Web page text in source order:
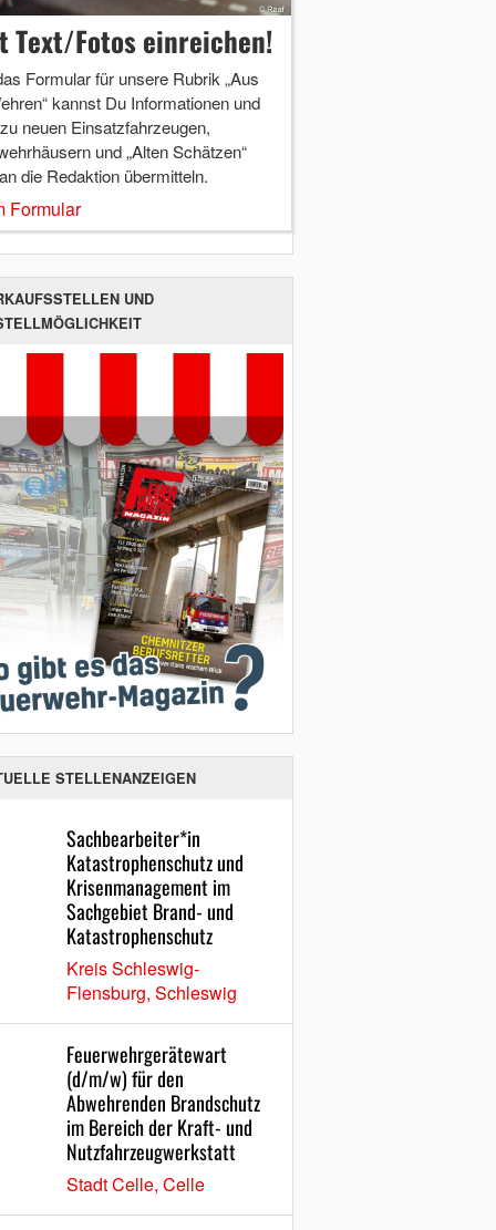
Text/Fotos einreichen!
Formular für unsere Rubrik „Aus
kannst Du Informationen und
neuen Einsatzfahrzeugen,
und „Alten Schätzen“
die Redaktion übermitteln.
Formular
UND
STELLENANZEIGEN
Sachbearbeiter*in
Katastrophenschutz und
Krisenmanagement im
Sachgebiet Brand- und
Katastrophenschutz
Kreis Schleswig-
Flensburg, Schleswig
Feuerwehrgerätewart
(d/m/w) für den
Abwehrenden Brandschutz
im Bereich der Kraft- und
Nutzfahrzeugwerkstatt
Stadt Celle, Celle